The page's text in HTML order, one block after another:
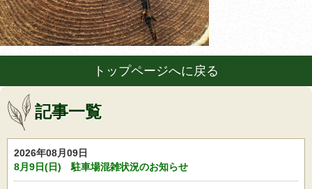
トップページへに戻る
記事一覧
2026年08月09日
8月9日(日) 駐車場混雑状況のお知らせ